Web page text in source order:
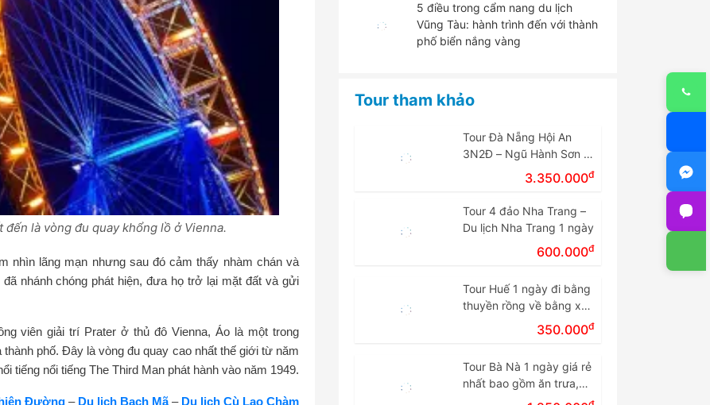
là vòng đu quay khổng lồ ở Vienna.
nhìn lãng mạn nhưng sau đó cảm thấy nhàm chán và
nhánh chóng phát hiện, đưa họ trở lại mặt đất và gửi
viên giải trí Prater ở thủ đô Vienna, Áo là một trong
phố. Đây là vòng đu quay cao nhất thế giới từ năm
tiếng nổi tiếng The Third Man phát hành vào năm 1949.
Đường – Du lịch Bạch Mã– Du lịch Cù Lao Chàm
5 điều trong cẩm nang du lịch
Vũng Tàu: hành trình đến với thành
phố biển nắng vàng
Tour tham khảo
Tour Đà Nẵng Hội An
3N2Đ – Ngũ Hành Sơn –
Cù Lao Chàm – Bà Nà
3.350.000đ
Tour 4 đảo Nha Trang –
Du lịch Nha Trang 1 ngày
600.000đ
Tour Huế 1 ngày đi bằng
thuyền rồng về bằng xe
350.000đ
Tour Bà Nà 1 ngày giá rẻ
nhất bao gồm ăn trưa,